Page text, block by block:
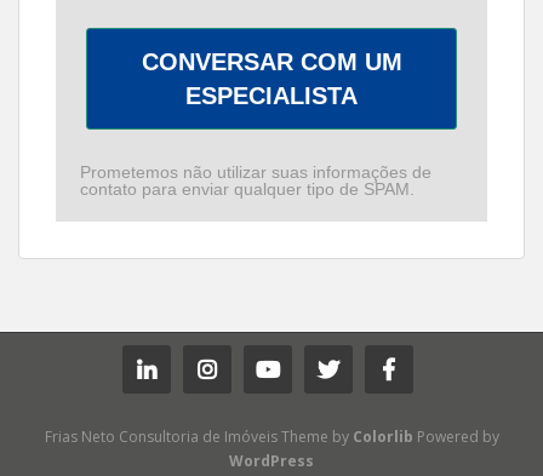
CONVERSAR COM UM
ESPECIALISTA
Prometemos não utilizar suas informações de
contato para enviar qualquer tipo de SPAM.
Frias Neto Consultoria de Imóveis Theme by Colorlib Powered by
WordPress